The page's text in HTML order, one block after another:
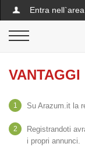
Entra
VANTAGGI
1 Su Arazum.it la
2
Registrandoti
i propri annunci.